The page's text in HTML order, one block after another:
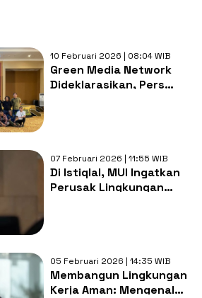
10 Februari 2026 | 08:04 WIB
Green Media Network
Dideklarasikan, Pers
07 Februari 2026 | 11:55 WIB
Di Istiqlal, MUI Ingatkan
Perusak Lingkungan
05 Februari 2026 | 14:35 WIB
Membangun Lingkungan
Kerja Aman: Mengenal